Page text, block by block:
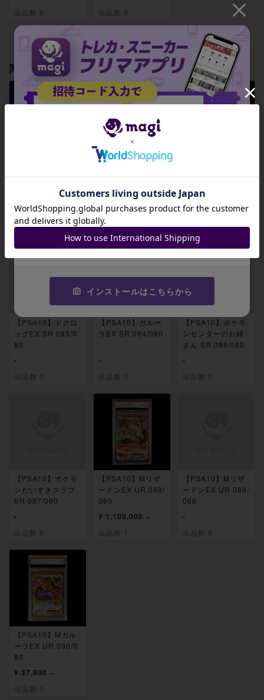
出品数 0 出品数 0
関連製品
ーラEX RR 065/0
-
出品数 1
【PSA10】リザー
ドンEX SR 081/0
出品数 0
イルEX SR 082/0
-
【PSA10】ドクロ
ッグEX SR 083/0
80
-
出品数 0
【PSA10】ガルー
ラEX SR 084/080
-
出品数 0
【PSA10】ポケモ
ンセンターのお姉
さん SR 086/080
-
出品数 0
【PSA10】ポケモ
ンだいすきクラブ
SR 087/080
-
出品数 0
【PSA10】Mリザ
ードンEX UR 088/
080
¥ 1,100,000 ~
出品数 1
【PSA10】Mリザ
ードンEX UR 089/
080
-
出品数 0
【PSA10】Mガル
ーラEX UR 090/0
80
¥ 37,800 ~
出品数 1
招待コード
JA9XS8
コピーする
インストールはこちらから